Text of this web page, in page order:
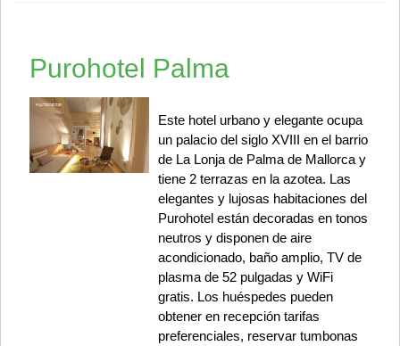
Purohotel Palma
Este hotel urbano y elegante ocupa
un palacio del siglo XVIII en el barrio
de La Lonja de Palma de Mallorca y
tiene 2 terrazas en la azotea. Las
elegantes y lujosas habitaciones del
Purohotel están decoradas en tonos
neutros y disponen de aire
acondicionado, baño amplio, TV de
plasma de 52 pulgadas y WiFi
gratis. Los huéspedes pueden
obtener en recepción tarifas
preferenciales, reservar tumbonas